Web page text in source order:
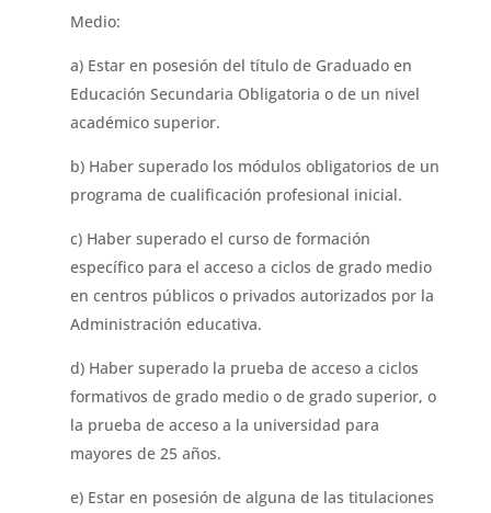
Medio:
a) Estar en posesión del título de Graduado en
Educación Secundaria Obligatoria o de un nivel
académico superior.
b) Haber superado los módulos obligatorios de un
programa de cualificación profesional inicial.
c) Haber superado el curso de formación
específico para el acceso a ciclos de grado medio
en centros públicos o privados autorizados por la
Administración educativa.
d) Haber superado la prueba de acceso a ciclos
formativos de grado medio o de grado superior, o
la prueba de acceso a la universidad para
mayores de 25 años.
e) Estar en posesión de alguna de las titulaciones